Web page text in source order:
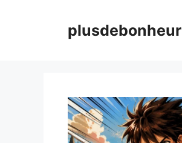
plusdebonheur